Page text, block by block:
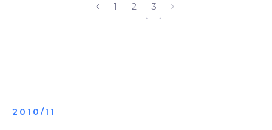
1 2 3
2010/11